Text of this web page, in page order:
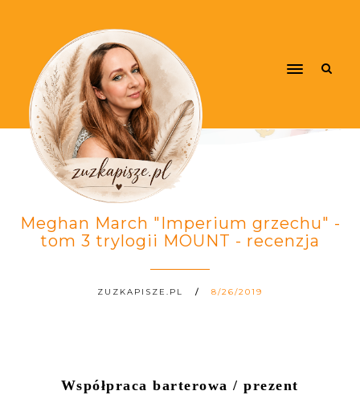
Meghan March "Imperium grzechu" -
tom 3 trylogii MOUNT - recenzja
ZUZKAPISZE.PL 8/26/2019
Współpraca barterowa / prezent